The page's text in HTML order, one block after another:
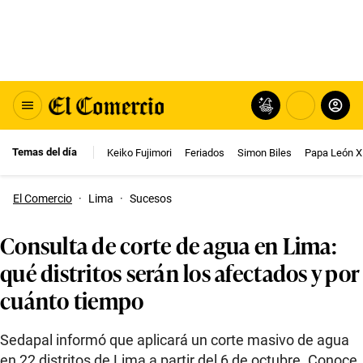
Temas del día Keiko Fujimori Feriados Simon Biles Papa León
El Comercio · Lima · Sucesos
Consulta de corte de agua en Lima:
qué distritos serán los afectados y por
cuánto tiempo
Sedapal informó que aplicará un corte masivo de agua